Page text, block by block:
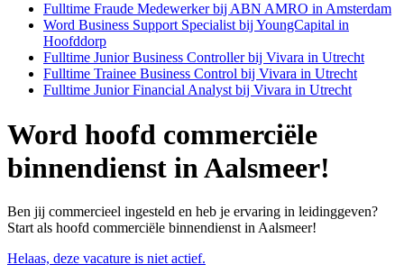
Fulltime Fraude Medewerker bij ABN AMRO in Amsterdam
Word Business Support Specialist bij YoungCapital in
Hoofddorp
Fulltime Junior Business Controller bij Vivara in Utrecht
Fulltime Trainee Business Control bij Vivara in Utrecht
Fulltime Junior Financial Analyst bij Vivara in Utrecht
Word hoofd commerciële
binnendienst in Aalsmeer!
Ben jij commercieel ingesteld en heb je ervaring in leidinggeven?
Start als hoofd commerciële binnendienst in Aalsmeer!
Helaas, deze vacature is niet actief.